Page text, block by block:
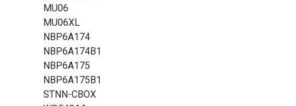
MU06
MU06XL
NBP6A174
NBP6A174B1
NBP6A175
NBP6A175B1
STNN-CBOX